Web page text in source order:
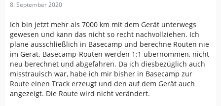
8. September 2020
Ich bin jetzt mehr als 7000 km mit dem Gerät unterwegs
gewesen und kann das nicht so recht nachvollziehen. Ich
plane ausschließlich in Basecamp und berechne Routen nie
im Gerät. Basecamp-Routen werden 1:1 übernommen, nicht
neu berechnet und abgefahren. Da ich diesbezüglich auch
misstrauisch war, habe ich mir bisher in Basecamp zur
Route einen Track erzeugt und den auf dem Gerät auch
angezeigt. Die Route wird nicht verändert.